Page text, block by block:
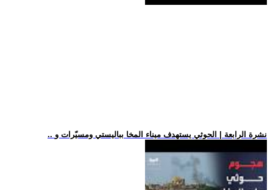
.. نشرة الرابعة | الحوثي يستهدف ميناء المخا بباليستي ومسيّرات و